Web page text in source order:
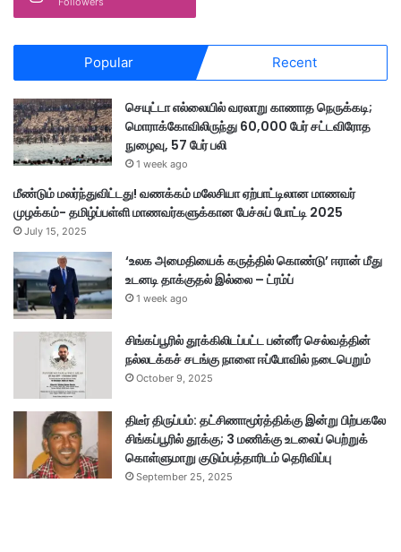
கை
Popular Recent
செயுட்டா எல்லையில் வரலாறு காணாத நெருக்கடி;
மொராக்கோவிலிருந்து 60,000 பேர் சட்டவிரோத
நுழைவு, 57 பேர் பலி
1 week ago
மீண்டும் மலர்ந்துவிட்டது! வணக்கம் மலேசியா ஏற்பாட்டிலான மாணவர்
முழக்கம்- தமிழ்ப்பள்ளி மாணவர்களுக்கான பேச்சுப் போட்டி 2025
July 15, 2025
‘உலக அமைதியைக் கருத்தில் கொண்டு’ ஈரான் மீது
உடனடி தாக்குதல் இல்லை – ட்ரம்ப்
1 week ago
சிங்கப்பூரில் தூக்கிலிடப்பட்ட பன்னீர் செல்வத்தின்
நல்லடக்கச் சடங்கு நாளை ஈப்போவில் நடைபெறும்
October 9, 2025
திடீர் திருப்பம்: தட்சிணாமூர்த்திக்கு இன்று பிற்பகலே
சிங்கப்பூரில் தூக்கு; 3 மணிக்கு உடலைப் பெற்றுக்
கொள்ளுமாறு குடும்பத்தாரிடம் தெரிவிப்பு
September 25, 2025